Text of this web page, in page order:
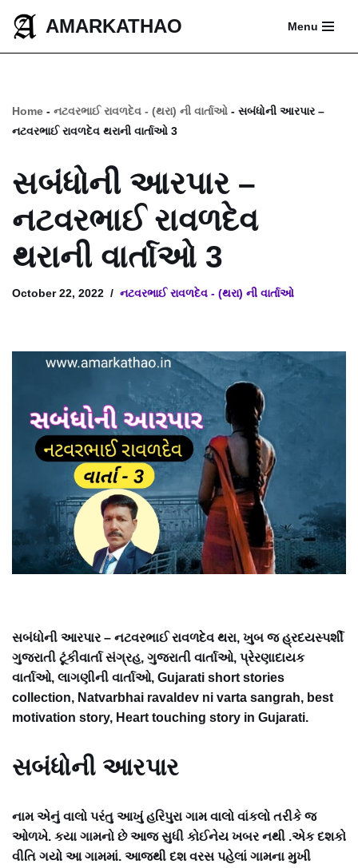
Skip
AMARKATHAO Menu
Home - નટવરભાઈ રાવળદેવ - (થરા) ની વાર્તાઓ - સબંધોની આરપાર –
નટવરભાઈ રાવળદેવ થરાની વાર્તાઓ 3
સબંધોની આરપાર –
નટવરભાઈ રાવળદેવ
થરાની વાર્તાઓ 3
October 22, 2022 નટવરભાઈ રાવળદેવ - (થરા) ની વાર્તાઓ
સબંધોની આરપાર – નટવરભાઈ રાવળદેવ થરા, ખુબ જ હ્રદયસ્પર્શી
ગુજરાતી ટૂંકીવાર્તા સંગ્રહ, ગુજરાતી વાર્તાઓ, પ્રેરણાદાયક
વાર્તાઓ, લાગણીની વાર્તાઓ, Gujarati short stories
collection, Natvarbhai ravaldev ni varta sangrah, best
motivation story, Heart touching story in Gujarati.
સબંધોની આરપાર
નામ એનું વાલો પરંતુ આખું હરિપુરા ગામ વાલો વાંકલો તરીકે જ
ઓળખે. કયા ગામનો છે આજ સુધી કોઈનેય ખબર નથી .એક દશકો
વીતિ ગયો આ ગામમાં. આજથી દશ વરસ પહેલાં ગામના મુખી